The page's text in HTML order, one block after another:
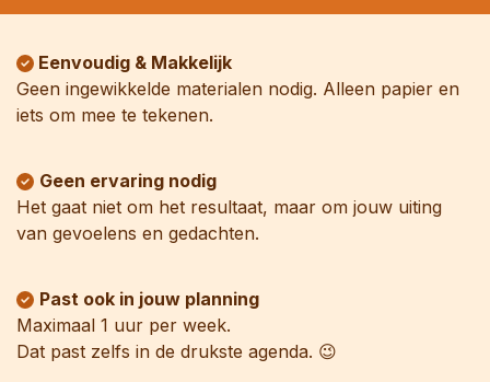
Eenvoudig & Makkelijk
Geen ingewikkelde materialen nodig. Alleen papier en
iets om mee te tekenen.
Geen ervaring nodig
Het gaat niet om het resultaat, maar om jouw uiting
van gevoelens en gedachten.
Past ook in jouw planning
Maximaal 1 uur per week.
Dat past zelfs in de drukste agenda. 😉